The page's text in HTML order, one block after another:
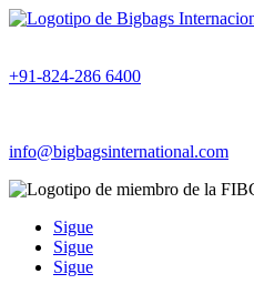
+91-824-286 6400
info@bigbagsinternational.com
Sigue
Sigue
Sigue